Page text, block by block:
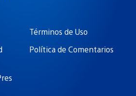
Términos de Uso
Política de Comentarios